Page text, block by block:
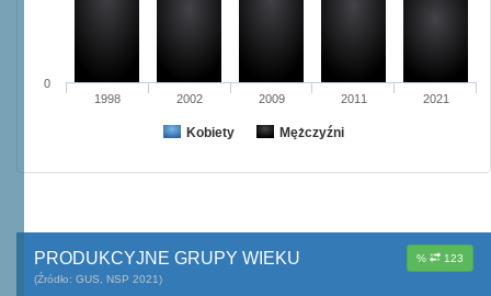
Kobiety Mężczyźni
1998 2002 2009 2011 2021
0
% 123
PRODUKCYJNE GRUPY WIEKU
(Źródło: GUS, NSP 2021)